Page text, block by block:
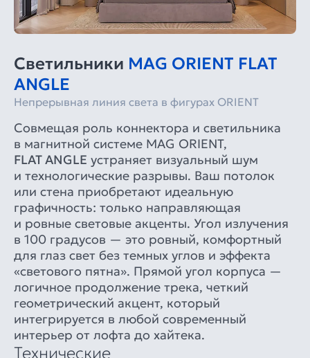
Светильники MAG ORIENT FLAT
ANGLE
Непрерывная линия света в фигурах ORIENT
Совмещая роль коннектора и светильника
в магнитной системе MAG ORIENT,
FLAT ANGLE устраняет визуальный шум
и технологические разрывы. Ваш потолок
или стена приобретают идеальную
графичность: только направляющая
и ровные световые акценты. Угол излучения
в 100 градусов — это ровный, комфортный
для глаз свет без темных углов и эффекта
«светового пятна». Прямой угол корпуса —
логичное продолжение трека, четкий
геометрический акцент, который
интегрируется в любой современный
интерьер от лофта до хайтека.
Технические